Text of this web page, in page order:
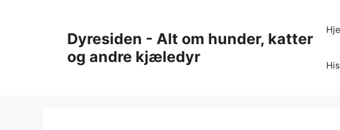
Dyresiden - Alt om hunder, katter
og andre kjæledyr